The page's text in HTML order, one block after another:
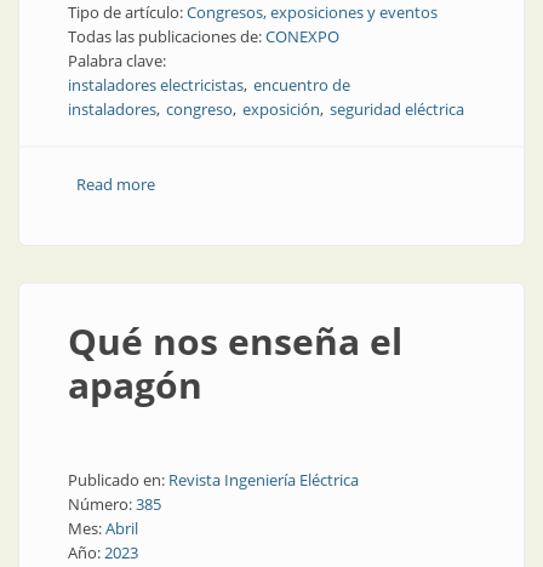
Tipo de artículo:Congresos, exposiciones y eventos
Todas las publicaciones de:CONEXPO
Palabra clave:
instaladores electricistas encuentro de
instaladores congreso exposición seguridad eléctrica
Read moreabout CONEXPO será escenario del encuentro de
Qué nos enseña el
apagón
Publicado en: Revista Ingeniería Eléctrica
Número:385
Mes:Abril
Año:2023